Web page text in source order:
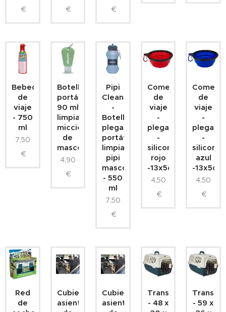
€
€
€
Bebedero
de
viaje
- 750
ml
7,50
€
Botella
portátil
90 ml
limpia
micciones
de
mascotas
4,90
€
Pipi
Clean
-
Botella
plegable
portátil
limpia-
pipi
mascotas
- 550
ml
7,50
€
Comedero
de
viaje
-
plegable
-
silicona
rojo
-13x5cm
4,50
€
de
viaje
-
plegable
-
silicona
azul
-13x5cm
4,50
€
Red
de
Cubierta
asientos
Cubierta
asientos
Transportín
- 48 x
- 59 x